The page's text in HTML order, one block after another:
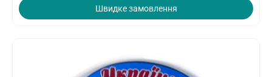
Швидке замовлення